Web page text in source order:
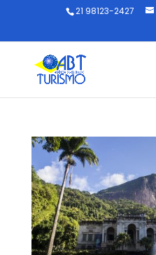
21 98123-2427